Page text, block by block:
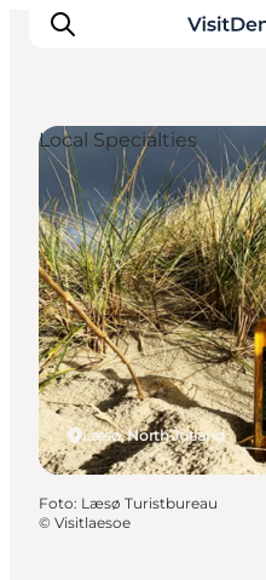
Ispirazioni
Dove andare
Cosa fare
Dove dormire
Pianifica il viaggio
Læsø, North Jutland
Local Specialties
Foto: Læsø Turistbureau
© Visitlaesoe